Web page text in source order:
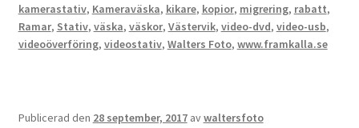
Tackkort
kamerastativ, Kameraväska, kikare, kopior, migrering, rabatt,
Ramar, Stativ, väska, väskor, Västervik, video-dvd, video-usb,
videoöverföring, videostativ, Walters Foto, www.framkalla.se
Publicerad den 28 september, 2017 avwaltersfoto